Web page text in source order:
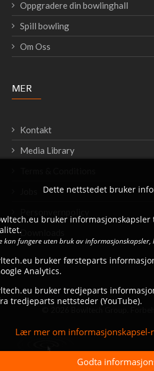
Oppgradere din bowlinghall
Spill bowling
Om Oss
MER
Kontakt
Media Library
Downloads
Dette nettstedet bruker
bruker
kan fungere uten bruk av informasjonskapsler,
bruker førsteparts
Analytics.
bruker tredjeparts
tredjeparts nettsteder (YouTube).
Lær mer om informasjonskapsel-
Godta